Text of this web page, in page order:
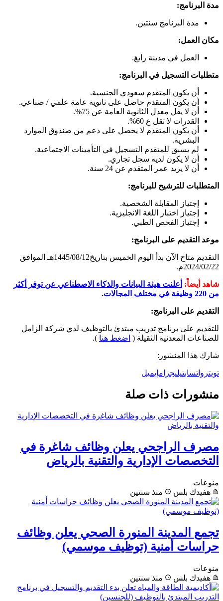
مدة البرنامج:
مدة البرنامج سنتين.
مكان العمل:
العمل في مدينة رابغ.
متطلبات التسجيل في البرنامج:
أن يكون المتقدم سعودي الجنسية.
أن يكون المتقدم حاصل على ثانوية عامة علمي / صناعي.
أن لا يقل معدل الثانوية العامة عن 75%.
القدرات لا تقل ع 60%.
أن يكون المتقدم لا يحصل على دعم من صندوق الموارد
البشرية.
لم يسبق للمتقدم التسجيل في التأمينات الاجتماعية.
أن لا يكون لديه سجل تجاري.
أن لا يزيد عمر المتقدم عن 24 سنة.
المتطلبات للترشيح للبرنامج:
إجتياز المقابلة الشخصية.
إجتياز اختبار اللغة الانجليزية.
إجتياز الفحص الطبي.
موعد التقديم على البرنامج:
التقديم متاح الآن بدأ اليوم الخميس بتاريخ1445/08/12هـ الموافق
2024/02/22م.
شاهد أيضاً: أعلنت هيئة البيانات والذكاء الاصطناعي عن توفر أكثر
من 220 وظيفة في مختلف المجالات
.
التقديم على البرنامج:
للتقديم على برنامج تدريب مبتدئ بالتوظيف لدي شركة الزامل
للصناعات المعدنية الثقيلة ( اضغط هنا ).
شارك هذا المنشور:
تويتر واتسابتيليجرامإيميل
منشورات ذات صلة
مصرف الراجحي يعلن وظائف شاغرة في
التخصصات الإدارية والتقنية بالرياض
منوعات
هفيدك بلس
منذ سنتين
تجمع المدينة المنورة الصحي يعلن وظائف
حراسات أمنية (توظيف موسمي)
منوعات
هفيدك بلس
منذ سنتين